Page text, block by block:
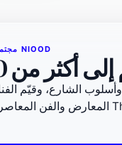
مجتمع NIOOD
أكثر من 25,000 عضو
الشارع، وقيّم